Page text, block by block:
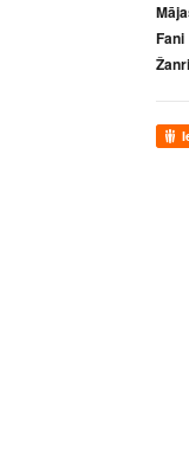
Fani
Žanri